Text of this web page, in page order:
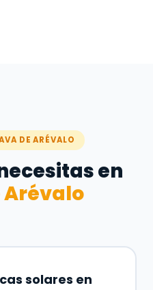
DE ARÉVALO
en
Arévalo
solares en